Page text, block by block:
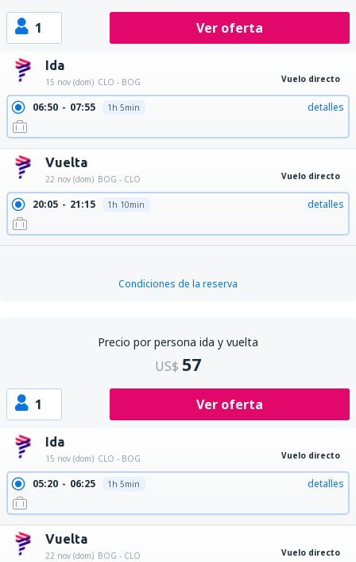
1 Ver oferta
Ida
15 nov (dom) CLO - BOG Vuelo directo
06:50 07:55 1h 5min detalles
Vuelta
22 nov (dom) BOG - CLO Vuelo directo
20:05 21:15 1h 10min detalles
Condiciones de la reserva
Precio por persona ida y vuelta
US$ 57
1 Ver oferta
Ida
15 nov (dom) CLO - BOG Vuelo directo
05:20 06:25 1h 5min detalles
Vuelta
22 nov (dom) BOG - CLO Vuelo directo